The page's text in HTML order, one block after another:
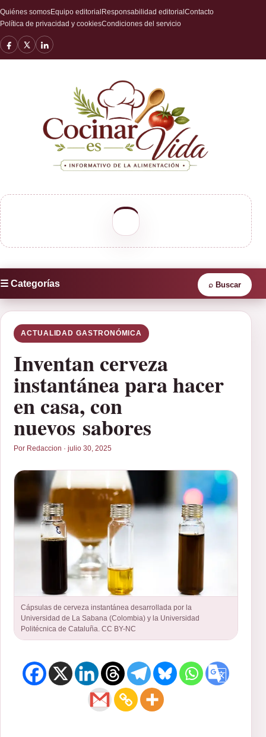
Quiénes somosEquipo editorial Responsabilidad editorial Contacto
Política de privacidad y cookiesCondiciones del servicio
☰ Categorías ⌕ Buscar
ACTUALIDAD GASTRONÓMICA
Inventan cerveza
instantánea para hacer
en casa, con
nuevos sabores
Por Redaccion · julio 30, 2025
Cápsulas de cerveza instantánea desarrollada por la
Universidad de La Sabana (Colombia) y la Universidad
Politécnica de Cataluña. CC BY-NC